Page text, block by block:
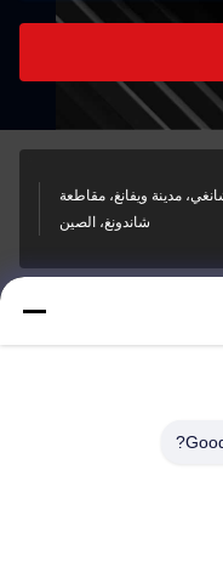
مدينة ويفانغ، مقاطعة
شاندونغ، الصين